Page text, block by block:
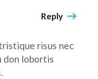
Reply
risus nec
don lobortis